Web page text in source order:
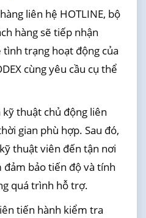
liên hệ HOTLINE, bộ
hàng sẽ tiếp nhận
trạng hoạt động của
cùng yêu cầu cụ thể
kỹ thuật chủ động liên
gian phù hợp. Sau đó,
thuật viên đến tận nơi
bảo tiến độ và tính
quá trình hỗ trợ.
tiến hành kiểm tra